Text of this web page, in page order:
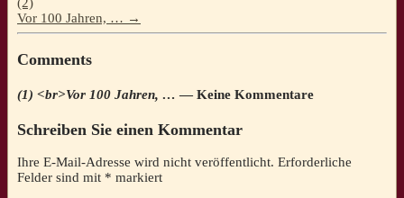
Vor 100 Jahren, … →
Comments
(1) <br>Vor 100 Jahren, … — Keine Kommentare
Schreiben Sie einen Kommentar
Ihre E-Mail-Adresse wird nicht veröffentlicht. Erforderliche
Felder sind mit * markiert